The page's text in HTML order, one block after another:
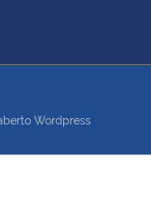
Wordpress